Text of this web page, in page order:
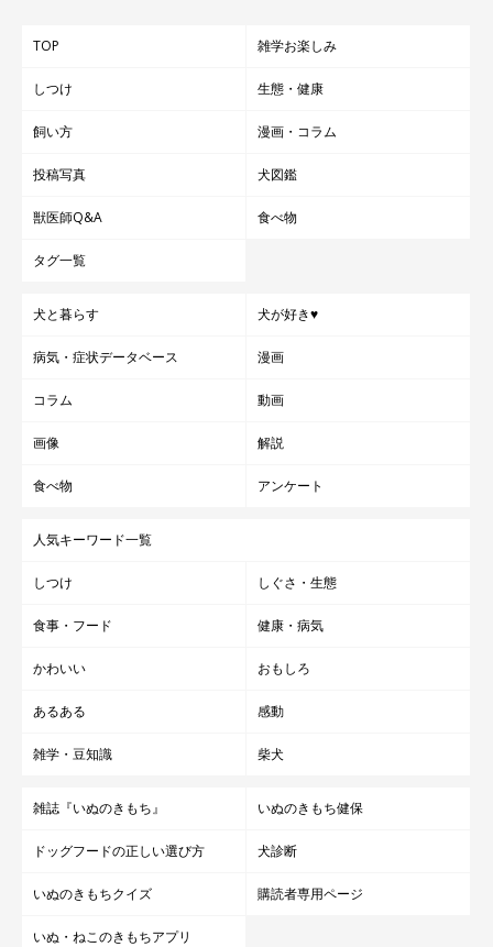
TOP 雑学お楽しみ
しつけ 生態・健康
飼い方 漫画・コラム
投稿写真 犬図鑑
獣医師Q&A 食べ物
タグ一覧
犬と暮らす 犬が好き♥
病気・症状データベース 漫画
コラム 動画
画像 解説
食べ物 アンケート
人気キーワード一覧
しつけ しぐさ・生態
食事・フード 健康・病気
かわいい おもしろ
あるある 感動
雑学・豆知識 柴犬
雑誌『いぬのきもち』 いぬのきもち健保
ドッグフードの正しい選び方 犬診断
いぬのきもちクイズ 購読者専用ページ
いぬ・ねこのきもちアプリ